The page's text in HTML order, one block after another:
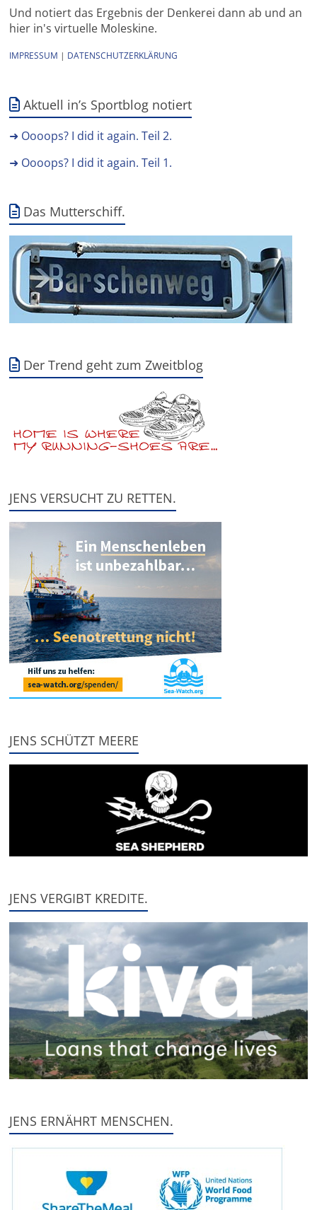
Und notiert das Ergebnis der Denkerei dann ab und an
hier in's virtuelle Moleskine.
IMPRESSUM | DATENSCHUTZERKLÄRUNG
Aktuell in’s Sportblog notiert
➜ Oooops? I did it again. Teil 2.
➜ Oooops? I did it again. Teil 1.
Das Mutterschiff.
Der Trend geht zum Zweitblog
JENS VERSUCHT ZU RETTEN.
JENS SCHÜTZT MEERE
JENS VERGIBT KREDITE.
JENS ERNÄHRT MENSCHEN.